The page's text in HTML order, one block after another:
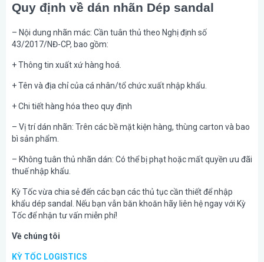
Quy định về dán nhãn Dép sandal
– Nội dung nhãn mác: Cần tuân thủ theo Nghị định số
43/2017/NĐ-CP, bao gồm:
+ Thông tin xuất xứ hàng hoá.
+ Tên và địa chỉ của cá nhân/tổ chức xuất nhập khẩu.
+ Chi tiết hàng hóa theo quy định
– Vị trí dán nhãn: Trên các bề mặt kiện hàng, thùng carton và bao
bì sản phẩm.
– Không tuân thủ nhãn dán: Có thể bị phạt hoặc mất quyền ưu đãi
thuế nhập khẩu.
Kỳ Tốc vừa chia sẻ đến các bạn các thủ tục cần thiết để nhập
khẩu dép sandal. Nếu bạn vẫn băn khoăn hãy liên hệ ngay với Kỳ
Tốc để nhận tư vấn miễn phí!
Về chúng tôi
KỲ TỐC LOGISTICS